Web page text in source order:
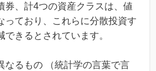
券、計4つの資産クラスは、値
っており、これらに分散投資す
きるとされています。
なるもの （統計学の言葉で言